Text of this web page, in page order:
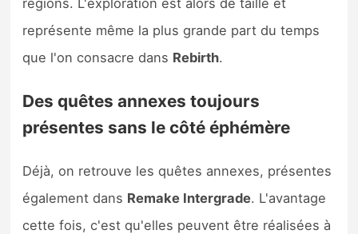
régions. L'exploration est alors de taille et
représente même la plus grande part du temps
que l'on consacre dans Rebirth.
Des quêtes annexes toujours
présentes sans le côté éphémère
Déjà, on retrouve les quêtes annexes, présentes
également dans Remake Intergrade. L'avantage
cette fois, c'est qu'elles peuvent être réalisées à